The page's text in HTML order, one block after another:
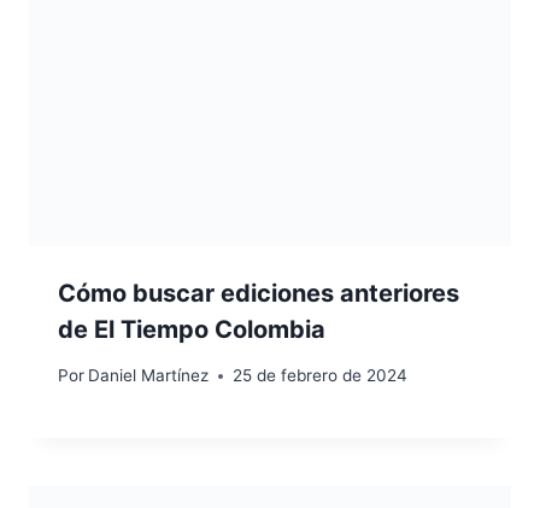
Cómo buscar ediciones anteriores
de El Tiempo Colombia
Por Daniel Martínez 25 de febrero de 2024